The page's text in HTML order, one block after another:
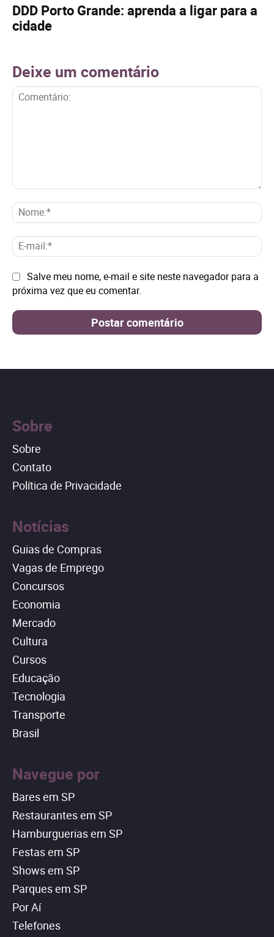
DDD Porto Grande: aprenda a ligar para a
cidade
Deixe um comentário
E-
Site: Salve meu nome, e-mail e site neste navegador para a
próxima vez que eu comentar.
Sobre
Sobre
Contato
Política de Privacidade
Notícias
Guias de Compras
Vagas de Emprego
Concursos
Economia
Mercado
Cultura
Cursos
Educação
Tecnologia
Transporte
Brasil
Navegue por
Bares em SP
Restaurantes em SP
Hamburguerias em SP
Festas em SP
Shows em SP
Parques em SP
Por Aí
Telefones